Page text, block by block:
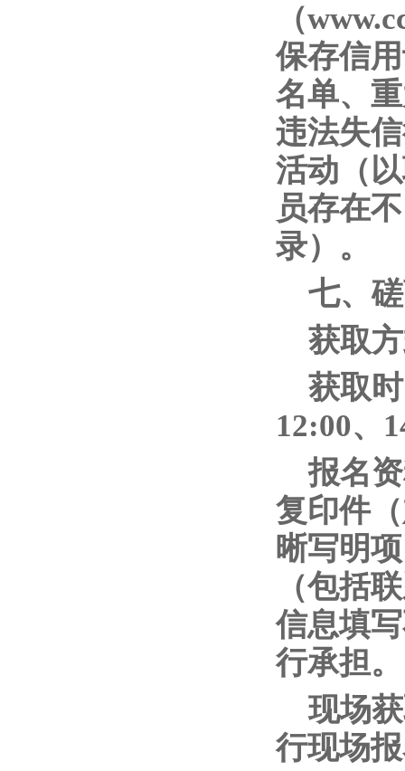
（
保存信
名单、
违法失
活动（
员存在
录）。
七、
获取
获取
12:00、
报名
复印件
晰写明
（包括
信息填
行承担。
现场
行现场